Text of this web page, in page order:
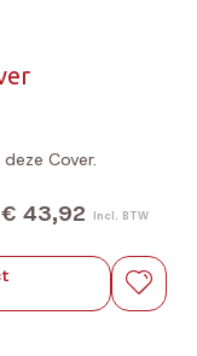
Cover.
€ 43,92 Incl. BTW